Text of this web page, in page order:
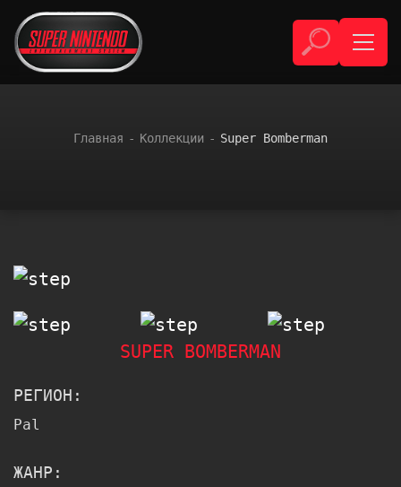
Главная Коллекции Super Bomberman
SUPER BOMBERMAN
РЕГИОН:
Pal
ЖАНР: